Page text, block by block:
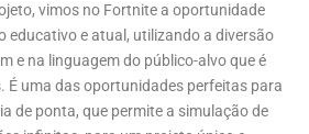
vimos no Fortnite a oportunidade
educativo e atual, utilizando a diversão
e na linguagem do público-alvo que é
É uma das oportunidades perfeitas para
de ponta, que permite a simulação de